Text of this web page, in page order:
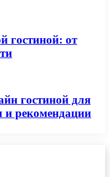
гостиной: от
гостиной для
и рекомендации